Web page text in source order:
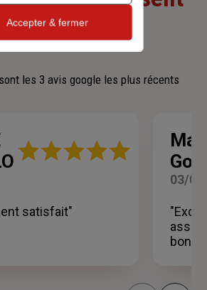
de nous
les 3 avis google les plus récents
Note
étoiles
satisfait"
03/
bons
Accepter & fermer